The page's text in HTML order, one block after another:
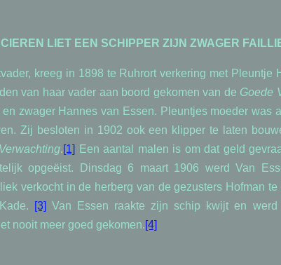
LIET EEN SCHIPPER ZIJN ZWAGER
kreeg in 1898 te Ruhrort verkering met Pleuntje
van haar vader aan boord gekomen van de Goede
zwager Hannes van Essen. Pleuntjes moeder was
Zij besloten in 1902 ook een klipper te laten
.[1]
Een aantal malen is om dat geld
opgeëist. Dinsdag 6 maart 1906 werd Van
verkocht in de herberg van de gezusters Hofman
[3] Van Essen raakte zijn schip kwijt en werd
nooit meer goed gekomen.[4]